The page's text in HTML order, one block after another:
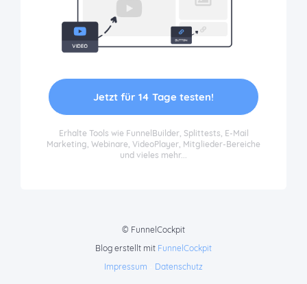
Jetzt für 14 Tage testen!
Erhalte Tools wie FunnelBuilder, Splittests, E-Mail
Marketing, Webinare, VideoPlayer, Mitglieder-Bereiche
und vieles mehr...
© FunnelCockpit
Blog erstellt mit FunnelCockpit
Impressum
Datenschutz